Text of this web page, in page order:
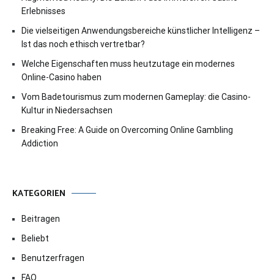
Erlebnisses
Die vielseitigen Anwendungsbereiche künstlicher Intelligenz –
Ist das noch ethisch vertretbar?
Welche Eigenschaften muss heutzutage ein modernes
Online-Casino haben
Vom Badetourismus zum modernen Gameplay: die Casino-
Kultur in Niedersachsen
Breaking Free: A Guide on Overcoming Online Gambling
Addiction
KATEGORIEN
Beitragen
Beliebt
Benutzerfragen
FAQ